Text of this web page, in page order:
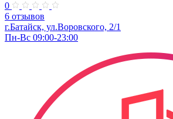
0
6 отзывов
г.Батайск, ул.Воровского, 2/1
Пн-Вс 09:00-23:00